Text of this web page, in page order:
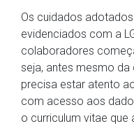
Os cuidados
evidenciados com a
colaboradores
seja, antes mesmo
precisa estar atento
com acesso aos
o curriculum vitae